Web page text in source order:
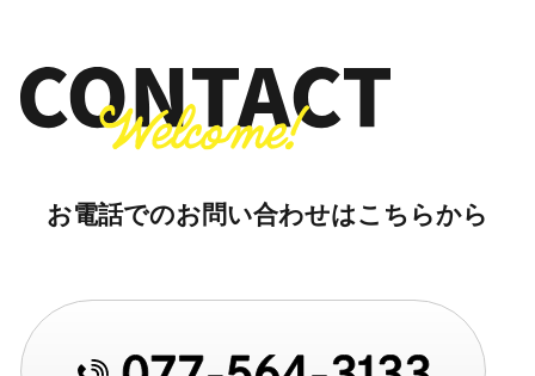
お電話でのお問い合わせはこちらから